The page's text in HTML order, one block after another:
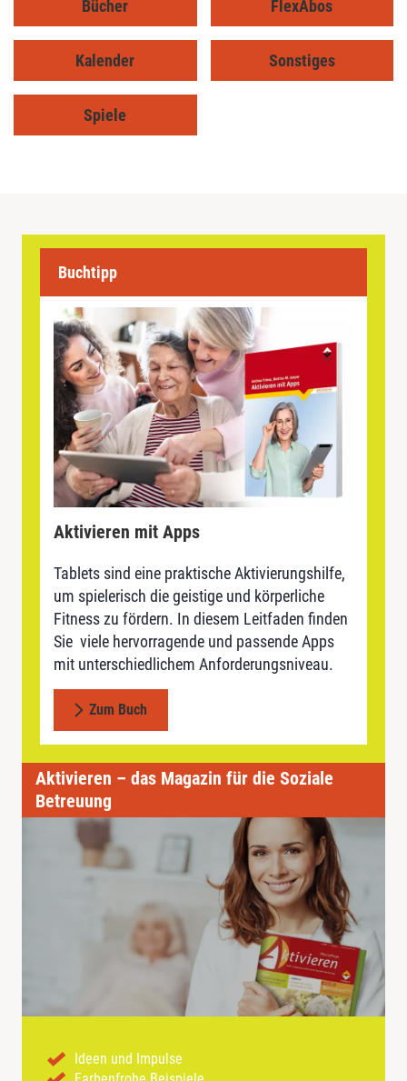
Bücher FlexAbos
Kalender Sonstiges
Spiele
Buchtipp
Aktivieren mit Apps
Tablets sind eine praktische Aktivierungshilfe,
um spielerisch die geistige und körperliche
Fitness zu fördern. In diesem Leitfaden finden
Sie viele hervorragende und passende Apps
mit unterschiedlichem Anforderungsniveau.
Zum Buch
Aktivieren – das Magazin für die Soziale
Betreuung
Ideen und Impulse